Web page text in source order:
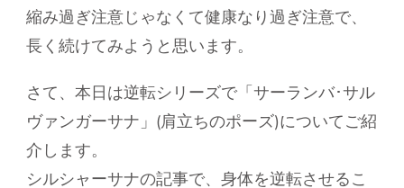
縮み過ぎ注意じゃなくて健康なり過ぎ注意で、
長く続けてみようと思います。
さて、本日は逆転シリーズで「サーランバ･サル
ヴァンガーサナ」(肩立ちのポーズ)についてご紹
介します。
シルシャーサナの記事で、身体を逆転させるこ